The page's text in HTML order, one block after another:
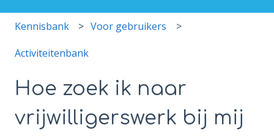
Kennisbank Voor gebruikers
Activiteitenbank
Hoe zoek ik naar
vrijwilligerswerk bij mij